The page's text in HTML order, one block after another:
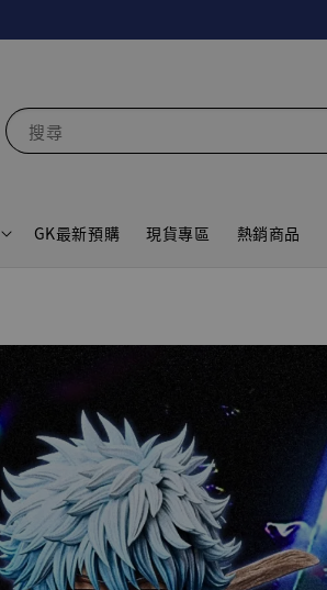
搜尋
GK最新預購 現貨專區 熱銷商品